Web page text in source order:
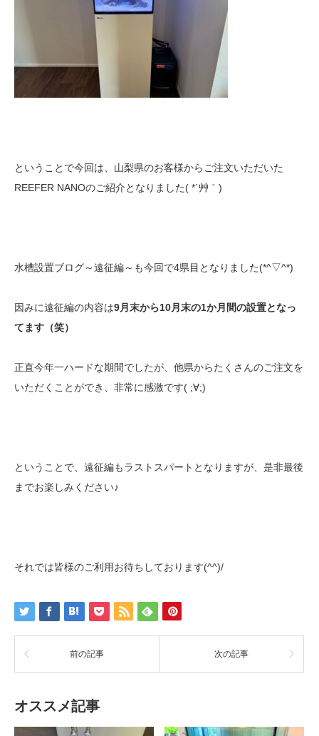
ということで今回は、山梨県のお客様からご注文いただいた
REEFER NANOのご紹介となりました( *´艸｀)
水槽設置ブログ～遠征編～も今回で4県目となりました(*^▽^*)
因みに遠征編の内容は9月末から10月末の1か月間の設置となっ
てます（笑）
正直今年一ハードな期間でしたが、他県からたくさんのご注文を
いただくことができ、非常に感激です( ;∀;)
ということで、遠征編もラストスパートとなりますが、是非最後
までお楽しみください♪
それでは皆様のご利用お待ちしております(^^)/
前の記事 次の記事
オススメ記事